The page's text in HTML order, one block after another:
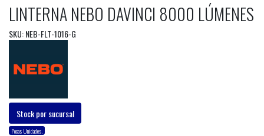
LINTERNA NEBO DAVINCI 8000 LÚMENES
SKU: NEB-FLT-1016-G
Stock por sucursal
Pocas Unidades.